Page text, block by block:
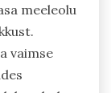
meeleolu
vaimse